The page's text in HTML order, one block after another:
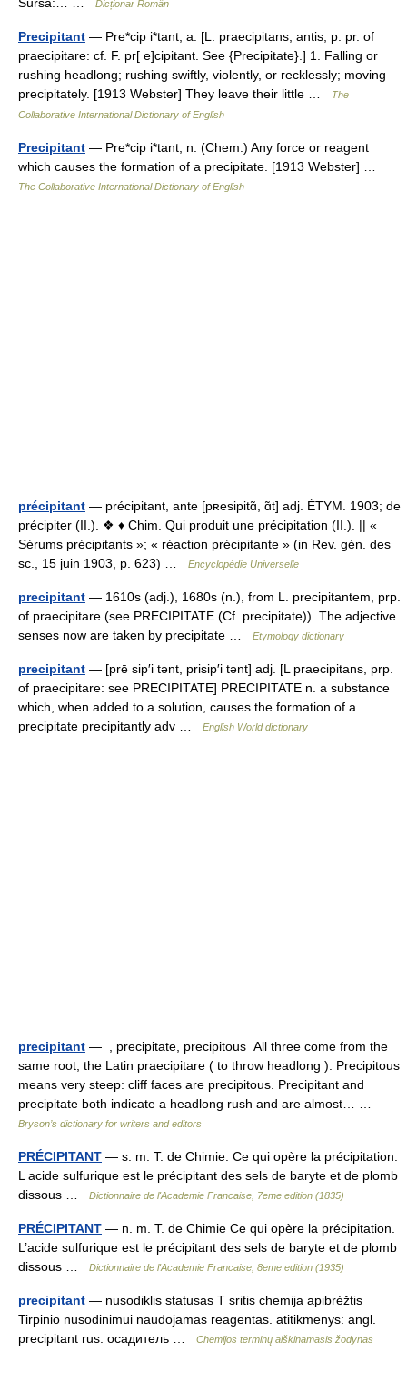
Dicționar Român
Precipitant — Pre*cip i*tant, a. [L. praecipitans, antis, p. pr. of
praecipitare: cf. F. pr[ e]cipitant. See {Precipitate}.] 1. Falling or
rushing headlong; rushing swiftly, violently, or recklessly; moving
precipitately. [1913 Webster] They leave their little …
The
Collaborative International Dictionary of English
Precipitant — Pre*cip i*tant, n. (Chem.) Any force or reagent
which causes the formation of a precipitate. [1913 Webster] …
The Collaborative International Dictionary of English
précipitant — précipitant, ante [pʀesipitɑ̃, ɑ̃t] adj. ÉTYM. 1903; de
précipiter (II.). ❖ ♦ Chim. Qui produit une précipitation (II.). || «
Sérums précipitants »; « réaction précipitante » (in Rev. gén. des
sc., 15 juin 1903, p. 623) …
Encyclopédie Universelle
precipitant — 1610s (adj.), 1680s (n.), from L. precipitantem, prp.
of praecipitare (see PRECIPITATE (Cf. precipitate)). The adjective
senses now are taken by precipitate …
Etymology dictionary
precipitant — [prē sip′i tənt, prisip′i tənt] adj. [L praecipitans, prp.
of praecipitare: see PRECIPITATE] PRECIPITATE n. a substance
which, when added to a solution, causes the formation of a
precipitate precipitantly adv …
English World dictionary
precipitant — , precipitate, precipitous All three come from the
same root, the Latin praecipitare ( to throw headlong ). Precipitous
means very steep: cliff faces are precipitous. Precipitant and
precipitate both indicate a headlong rush and are almost… …
Bryson’s dictionary for writers and editors
PRÉCIPITANT — s. m. T. de Chimie. Ce qui opère la précipitation.
L acide sulfurique est le précipitant des sels de baryte et de plomb
dissous …
Dictionnaire de l'Academie Francaise, 7eme edition (1835)
PRÉCIPITANT — n. m. T. de Chimie Ce qui opère la précipitation.
L’acide sulfurique est le précipitant des sels de baryte et de plomb
dissous …
Dictionnaire de l'Academie Francaise, 8eme edition (1935)
precipitant — nusodiklis statusas T sritis chemija apibrėžtis
Tirpinio nusodinimui naudojamas reagentas. atitikmenys: angl.
precipitant rus. осадитель …
Chemijos terminų aiškinamasis žodynas